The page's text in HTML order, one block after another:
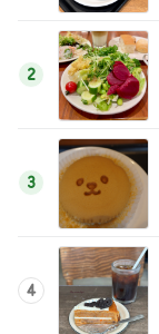
2
3
4